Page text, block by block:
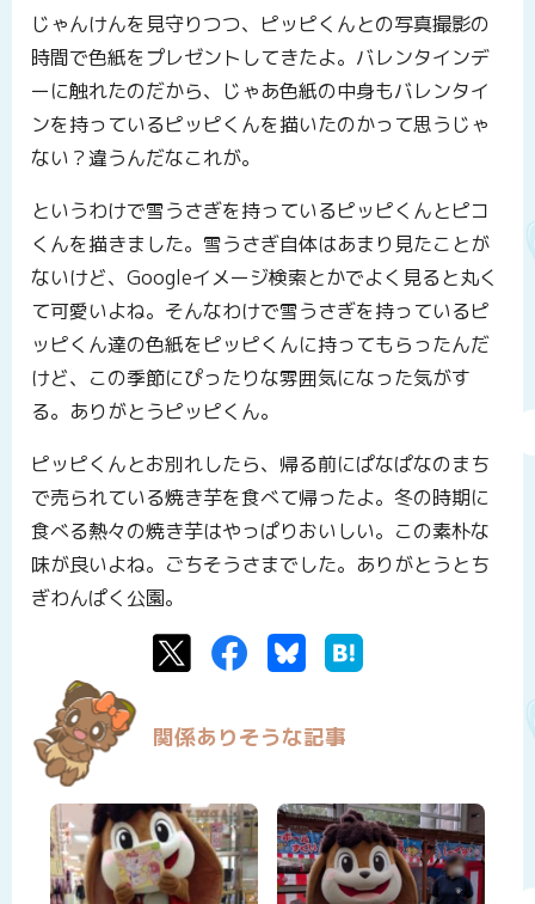
じゃんけんを見守りつつ、ピッピくんとの写真撮影の
時間で色紙をプレゼントしてきたよ。バレンタインデ
ーに触れたのだから、じゃあ色紙の中身もバレンタイ
ンを持っているピッピくんを描いたのかって思うじゃ
ない？違うんだなこれが。
というわけで雪うさぎを持っているピッピくんとピコ
くんを描きました。雪うさぎ自体はあまり見たことが
ないけど、Googleイメージ検索とかでよく見ると丸く
て可愛いよね。そんなわけで雪うさぎを持っているピ
ッピくん達の色紙をピッピくんに持ってもらったんだ
けど、この季節にぴったりな雰囲気になった気がす
る。ありがとうピッピくん。
ピッピくんとお別れしたら、帰る前にぱなぱなのまち
で売られている焼き芋を食べて帰ったよ。冬の時期に
食べる熱々の焼き芋はやっぱりおいしい。この素朴な
味が良いよね。ごちそうさまでした。ありがとうとち
ぎわんぱく公園。
TwitterFacebookBluesky
関係ありそうな記事